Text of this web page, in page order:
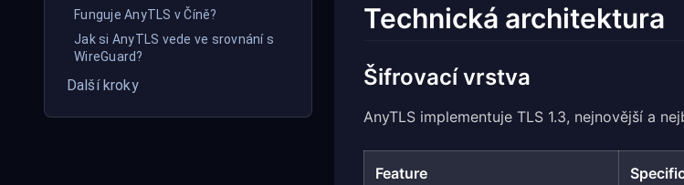
Funguje AnyTLS v Číně?
Jak si AnyTLS vede ve srovnání s
WireGuard?
Další kroky
Technická architektura
Šifrovací vrstva
AnyTLS implementuje TLS 1.3, nejnovější a
Feature